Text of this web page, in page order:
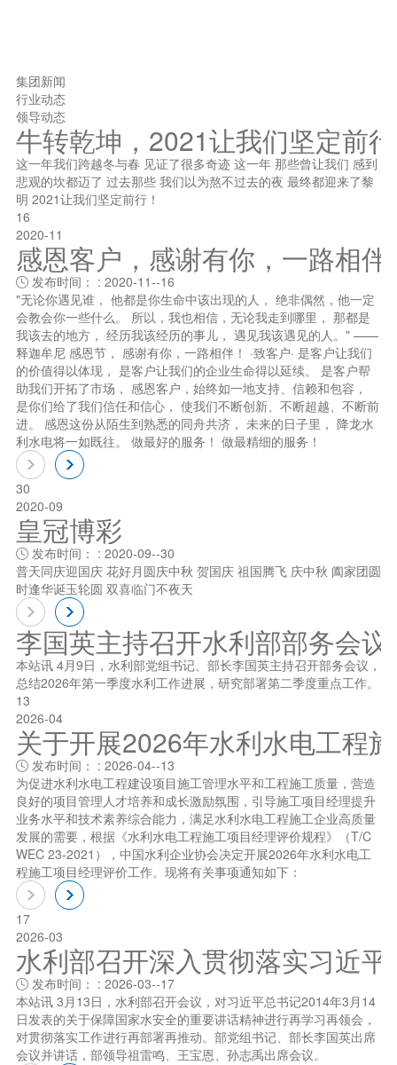
集团新闻
行业动态
领导动态
牛转乾坤，2021让我们坚定前
这一年我们跨越冬与春 见证了很多奇迹 这一年 那些曾让我们 感到
悲观的坎都迈了 过去那些 我们以为熬不过去的夜 最终都迎来了黎
明 2021让我们坚定前行！
16
2020-11
感恩客户，感谢有你，一路相伴
发布时间： : 2020-11--16
"无论你遇见谁， 他都是你生命中该出现的人， 绝非偶然，他一定
会教会你一些什么。 所以，我也相信，无论我走到哪里， 那都是
我该去的地方， 经历我该经历的事儿， 遇见我该遇见的人。" ——
释迦牟尼 感恩节， 感谢有你，一路相伴！ ·致客户· 是客户让我们
的价值得以体现， 是客户让我们的企业生命得以延续。 是客户帮
助我们开拓了市场， 感恩客户，始终如一地支持、信赖和包容，
是你们给了我们信任和信心， 使我们不断创新、不断超越、不断前
进。 感恩这份从陌生到熟悉的同舟共济， 未来的日子里， 降龙水
利水电将一如既往。 做最好的服务！ 做最精细的服务！
30
2020-09
皇冠博彩
发布时间： : 2020-09--30
普天同庆迎国庆 花好月圆庆中秋 贺国庆 祖国腾飞 庆中秋 阖家团圆
时逢华诞玉轮圆 双喜临门不夜天
李国英主持召开水利部部务会议
本站讯 4月9日，水利部党组书记、部长李国英主持召开部务会议，
总结2026年第一季度水利工作进展，研究部署第二季度重点工作。
13
2026-04
关于开展2026年水利水电工程
发布时间： : 2026-04--13
为促进水利水电工程建设项目施工管理水平和工程施工质量，营造
良好的项目管理人才培养和成长激励氛围，引导施工项目经理提升
业务水平和技术素养综合能力，满足水利水电工程施工企业高质量
发展的需要，根据《水利水电工程施工项目经理评价规程》（T/C
WEC 23-2021），中国水利企业协会决定开展2026年水利水电工
程施工项目经理评价工作。现将有关事项通知如下：
17
2026-03
水利部召开深入贯彻落实习近
发布时间： : 2026-03--17
本站讯 3月13日，水利部召开会议，对习近平总书记2014年3月14
日发表的关于保障国家水安全的重要讲话精神进行再学习再领会，
对贯彻落实工作进行再部署再推动。部党组书记、部长李国英出席
会议并讲话，部领导祖雷鸣、王宝恩、孙志禹出席会议。